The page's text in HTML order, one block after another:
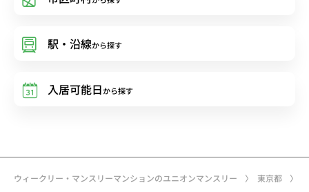
ウィークリー・マンスリーマンションのユニオンマンスリー 東京都
駅・沿線から探す
入居可能日から探す